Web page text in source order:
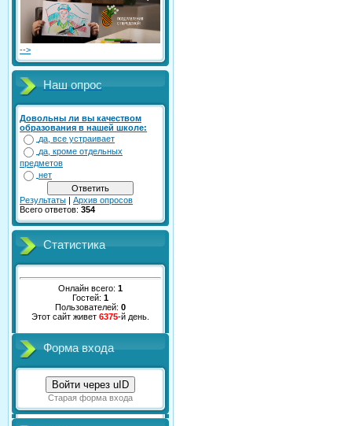
-->
Наш опрос
Довольны ли вы качеством
образования в нашей школе:
да, все устраивает
да, кроме отдельных
предметов
нет
Результаты | Архив опросов
Всего ответов: 354
Статистика
Онлайн всего: 1
Гостей: 1
Пользователей: 0
Этот сайт живет 6375-й день.
Форма входа
Войти через uID
Старая форма входа